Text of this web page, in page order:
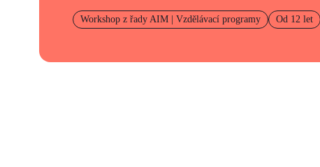
Workshop z řady AIM | Vzdělávací programy Od 12 let